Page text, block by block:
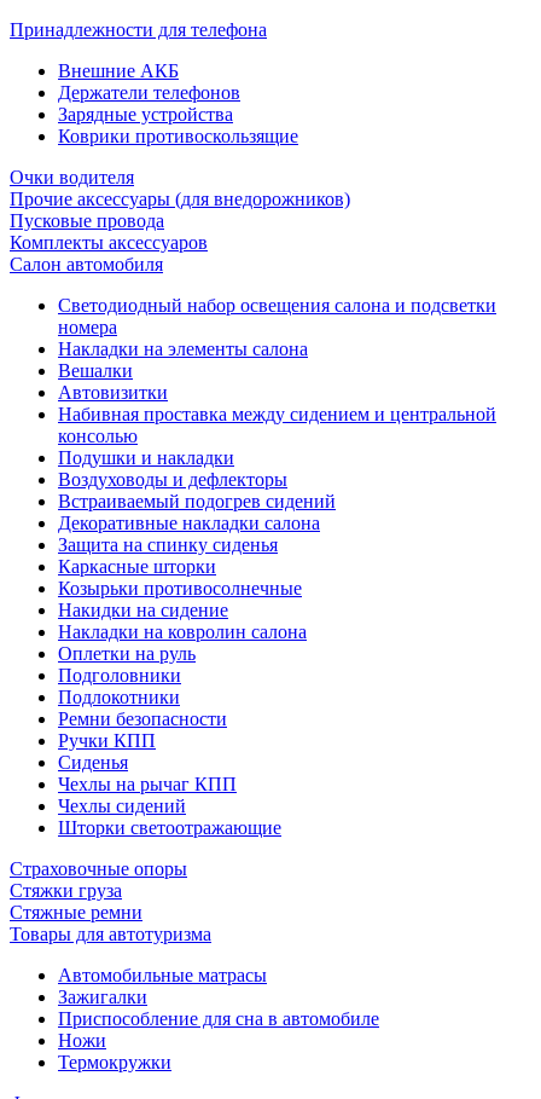
Принадлежности для телефона
Внешние АКБ
Держатели телефонов
Зарядные устройства
Коврики противоскользящие
Очки водителя
Прочие аксессуары (для внедорожников)
Пусковые провода
Комплекты аксессуаров
Салон автомобиля
Светодиодный набор освещения салона и подсветки
номера
Накладки на элементы салона
Вешалки
Автовизитки
Набивная проставка между сидением и центральной
консолью
Подушки и накладки
Воздуховоды и дефлекторы
Встраиваемый подогрев сидений
Декоративные накладки салона
Защита на спинку сиденья
Каркасные шторки
Козырьки противосолнечные
Накидки на сидение
Накладки на ковролин салона
Оплетки на руль
Подголовники
Подлокотники
Ремни безопасности
Ручки КПП
Сиденья
Чехлы на рычаг КПП
Чехлы сидений
Шторки светоотражающие
Страховочные опоры
Стяжки груза
Стяжные ремни
Товары для автотуризма
Автомобильные матрасы
Зажигалки
Приспособление для сна в автомобиле
Ножи
Термокружки